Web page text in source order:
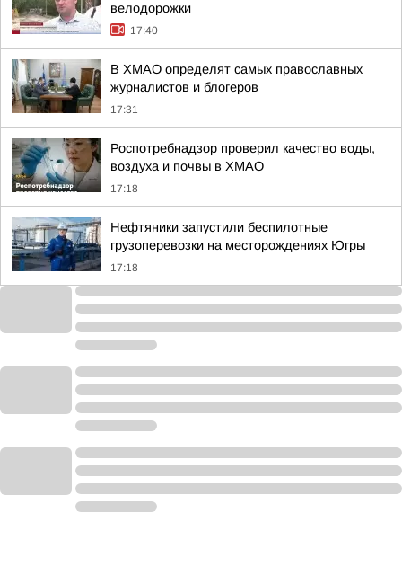
велодорожки
17:40
В ХМАО определят самых православных
журналистов и блогеров
17:31
Роспотребнадзор проверил качество воды,
воздуха и почвы в ХМАО
17:18
Нефтяники запустили беспилотные
грузоперевозки на месторождениях Югры
17:18